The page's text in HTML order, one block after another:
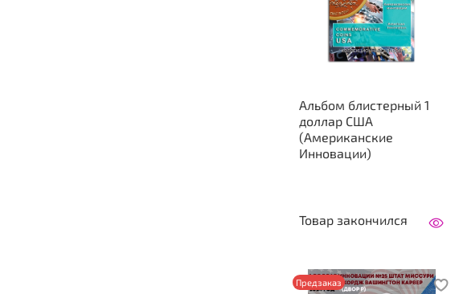
Альбом блистерный 1
доллар США
(Американские
Инновации)
Товар закончился
Предзаказ